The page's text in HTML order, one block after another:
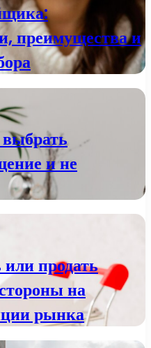
преимущества и
и не
продать
на
рынка